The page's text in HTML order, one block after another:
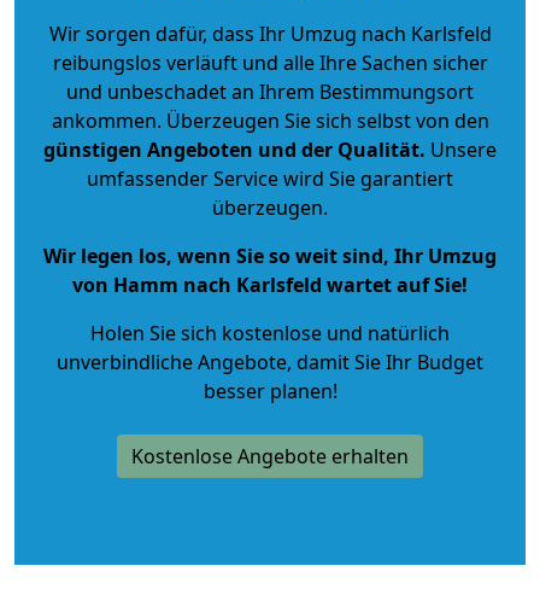
Wir sorgen dafür, dass Ihr Umzug nach Karlsfeld
reibungslos verläuft und alle Ihre Sachen sicher
und unbeschadet an Ihrem Bestimmungsort
ankommen. Überzeugen Sie sich selbst von den
günstigen Angeboten und der Qualität. Unsere
umfassender Service wird Sie garantiert
überzeugen.
Wir legen los, wenn Sie so weit sind, Ihr Umzug
von Hamm nach Karlsfeld wartet auf Sie!
Holen Sie sich kostenlose und natürlich
unverbindliche Angebote, damit Sie Ihr Budget
besser planen!
Kostenlose Angebote erhalten